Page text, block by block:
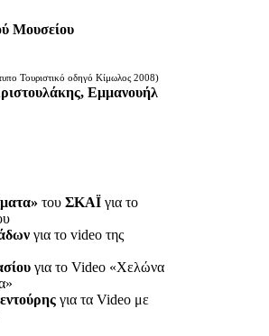
Μουσείου
Τουριστικό οδηγό Κίμωλος 2008)
Εμμανουήλ
του ΣΚΑΪ για το
για το video της
για το Video «Χελώνα
για τα Video με